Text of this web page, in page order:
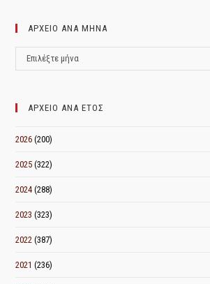
ΑΡΧΕΙΟ ΑΝΑ ΜΗΝΑ
ΑΡΧΕΙΟ
ΑΝΑ
Επιλέξτε μήνα
ΑΡΧΕΙΟ ΑΝΑ ΕΤΟΣ
2026 (200)
2025 (322)
2024 (288)
2023 (323)
2022 (387)
2021 (236)